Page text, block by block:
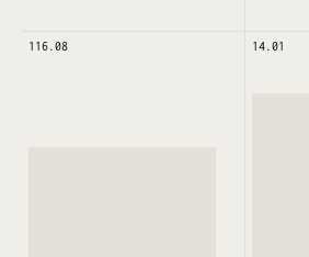
116.08 14.01